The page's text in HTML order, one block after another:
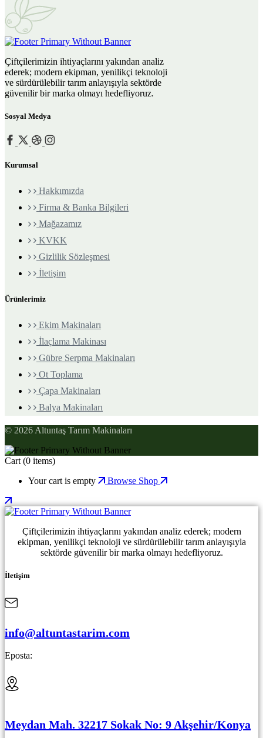
Çiftçilerimizin ihtiyaçlarını yakından analiz
ederek; modern ekipman, yenilikçi teknoloji
ve sürdürülebilir tarım anlayışıyla sektörde
güvenilir bir marka olmayı hedefliyoruz.
Sosyal Medya
Kurumsal
Hakkımızda
Firma & Banka Bilgileri
Mağazamız
KVKK
Gizlilik Sözleşmesi
İletişim
Ürünlerimiz
Ekim Makinaları
İlaçlama Makinası
Gübre Serpma Makinaları
Ot Toplama
Çapa Makinaları
Balya Makinaları
© 2026 Altuntaş Tarım Makinaları
Cart (0 items)
Your cart is empty
Browse Shop
Çiftçilerimizin ihtiyaçlarını yakından analiz ederek; modern
ekipman, yenilikçi teknoloji ve sürdürülebilir tarım anlayışıyla
sektörde güvenilir bir marka olmayı hedefliyoruz.
İletişim
info@altuntastarim.com
Eposta:
Meydan Mah. 32217 Sokak No: 9 Akşehir/Konya